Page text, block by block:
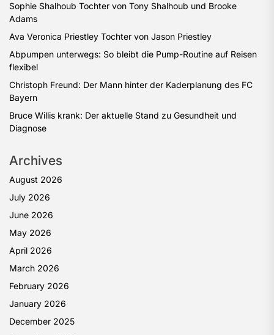
Sophie Shalhoub Tochter von Tony Shalhoub und Brooke
Adams
Ava Veronica Priestley Tochter von Jason Priestley
Abpumpen unterwegs: So bleibt die Pump-Routine auf Reisen
flexibel
Christoph Freund: Der Mann hinter der Kaderplanung des FC
Bayern
Bruce Willis krank: Der aktuelle Stand zu Gesundheit und
Diagnose
Archives
August 2026
July 2026
June 2026
May 2026
April 2026
March 2026
February 2026
January 2026
December 2025